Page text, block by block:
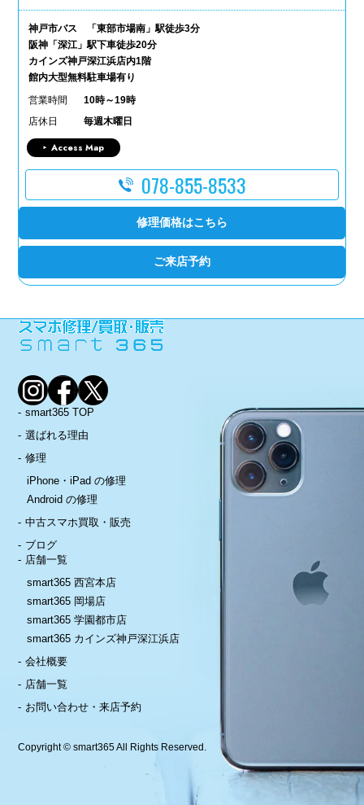
神戸市バス 「東部市場南」駅徒歩3分
阪神「深江」駅下車徒歩20分
カインズ神戸深江浜店内1階
館内大型無料駐車場有り
営業時間
10時～19時
店休日
毎週木曜日
Access Map
078-855-8533
修理価格はこちら
ご来店予約
smart365 TOP
選ばれる理由
修理
iPhone・iPad の修理
Android の修理
中古スマホ買取・販売
ブログ
店舗一覧
smart365 西宮本店
smart365 岡場店
smart365 学園都市店
smart365 カインズ神戸深江浜店
会社概要
店舗一覧
お問い合わせ・来店予約
Copyright © smart365 All Rights Reserved.